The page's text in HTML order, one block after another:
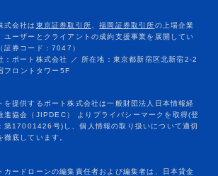
カードローンの編集責任者および編集者は、日本貸金